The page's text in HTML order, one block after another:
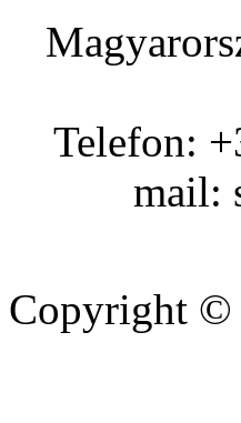
Telefon:
mail:
Copyright ©